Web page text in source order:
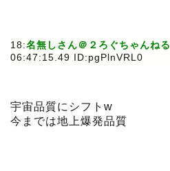
18:名無しさん＠２ろぐちゃんねる
06:47:15.49 ID:pgPlnVRL0
宇宙品質にシフトw
今までは地上爆発品質